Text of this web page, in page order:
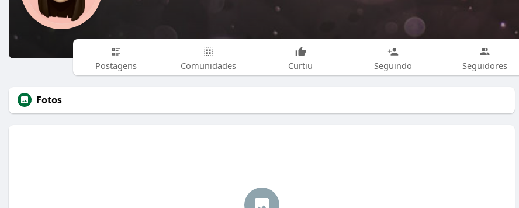
Postagens Comunidades Curtiu Seguindo Seguidores
Fotos